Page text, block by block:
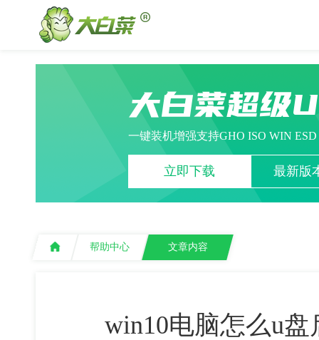
大白菜超级
一键装机增强支持GHO ISO WIN
立即下载 最新版
帮助中心 文章内容
win10电脑怎么u